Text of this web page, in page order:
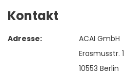
Kontakt
Adresse:
ACAI GmbH
Erasmusstr. 1
10553 Berlin